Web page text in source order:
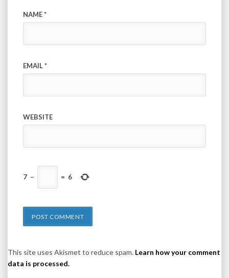
NAME*
EMAIL*
WEBSITE
7 − = 6
This site uses Akismet to reduce spam. Learn how your comment
data is processed.